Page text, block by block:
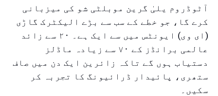
آٹوڈروم یلیٰ گرین موبلٹی شو کی میزبانی
کرے گا، جو خطے کے سب سے بڑے الیکٹرک گاڑی
(ای وی) ایونٹس میں سے ایک ہے۔ ۲۰ سے زائد
عالمی برانڈز کے ۷۰ سے زیادہ ماڈلز
دستیاب ہوں گے تاکہ زائرین ایک دن میں صاف
ستھری، پائیدار ڈرائیونگ کا تجربہ کر
سکیں۔